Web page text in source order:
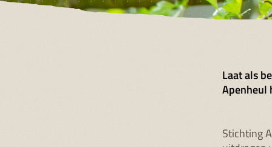
Laat als
Apenheul
Stichting